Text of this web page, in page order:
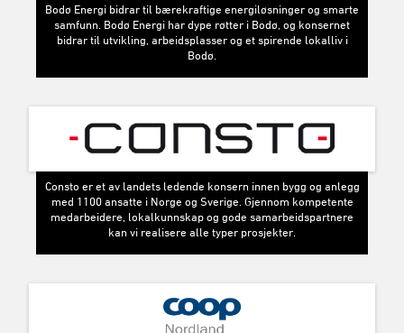
Bodø Energi bidrar til bærekraftige energiløsninger og smarte
samfunn. Bodø Energi har dype røtter i Bodø, og konsernet
bidrar til utvikling, arbeidsplasser og et spirende lokalliv i
Bodø.
Consto er et av landets ledende konsern innen bygg og anlegg
med 1100 ansatte i Norge og Sverige. Gjennom kompetente
medarbeidere, lokalkunnskap og gode samarbeidspartnere
kan vi realisere alle typer prosjekter.